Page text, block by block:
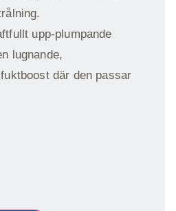
upp-plumpande
lugnande,
där den passar